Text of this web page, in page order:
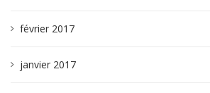
février 2017
janvier 2017